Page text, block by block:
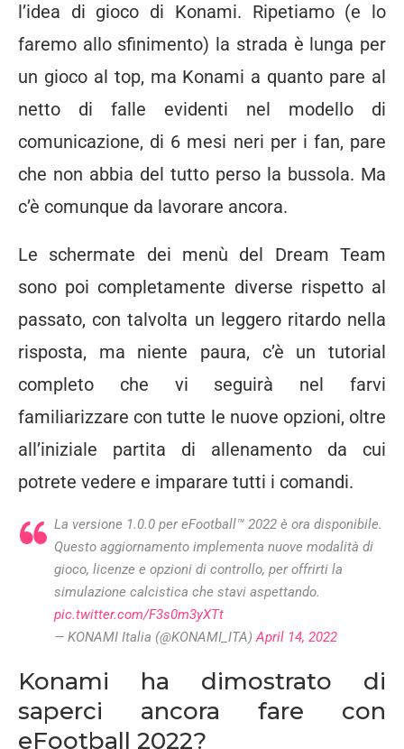
l’idea di gioco di Konami. Ripetiamo (e lo
faremo allo sfinimento) la strada è lunga per
un gioco al top, ma Konami a quanto pare al
netto di falle evidenti nel modello di
comunicazione, di 6 mesi neri per i fan, pare
che non abbia del tutto perso la bussola. Ma
c’è comunque da lavorare ancora.
Le schermate dei menù del Dream Team
sono poi completamente diverse rispetto al
passato, con talvolta un leggero ritardo nella
risposta, ma niente paura, c’è un tutorial
completo che vi seguirà nel farvi
familiarizzare con tutte le nuove opzioni, oltre
all’iniziale partita di allenamento da cui
potrete vedere e imparare tutti i comandi.
La versione 1.0.0 per eFootball™ 2022 è ora disponibile.
Questo aggiornamento implementa nuove modalità di
gioco, licenze e opzioni di controllo, per offrirti la
simulazione calcistica che stavi aspettando.
pic.twitter.com/F3s0m3yXTt
— KONAMI Italia (@KONAMI_ITA)April 14, 2022
Konami ha dimostrato di
saperci ancora fare con
eFootball 2022?